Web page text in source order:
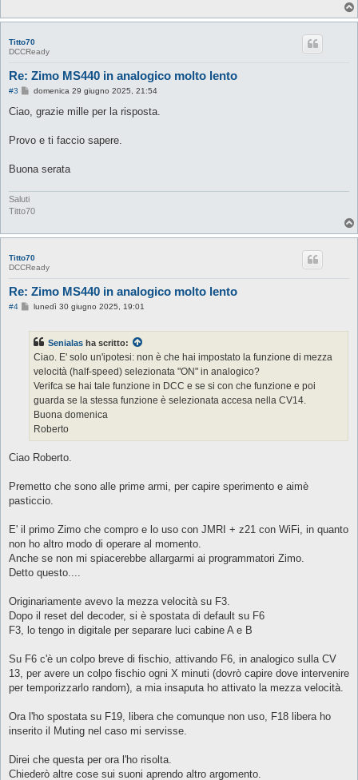
Titto70
DCCReady
Re: Zimo MS440 in analogico molto lento
#3
M
s
g
o
domenica 29 giugno 2025, 21:54
Ciao, grazie mille per la risposta.
Provo e ti faccio sapere.
Buona serata
Saluti
Titto70
Titto70
DCCReady
Re: Zimo MS440 in analogico molto lento
#4
M
a
g
o
lunedì 30 giugno 2025, 19:01
Senialas ha scritto:
Ciao. E' solo un'ipotesi: non è che hai impostato la funzione di mezza
velocità (half-speed) selezionata "ON" in analogico?
Verifca se hai tale funzione in DCC e se si con che funzione e poi
guarda se la stessa funzione è selezionata accesa nella CV14.
Buona domenica
Roberto
Ciao Roberto.
Premetto che sono alle prime armi, per capire sperimento e aimè
pasticcio.
E' il primo Zimo che compro e lo uso con JMRI + z21 con WiFi, in quanto
non ho altro modo di operare al momento.
Anche se non mi spiacerebbe allargarmi ai programmatori Zimo.
Detto questo....
Originariamente avevo la mezza velocità su F3.
Dopo il reset del decoder, si è spostata di default su F6
F3, lo tengo in digitale per separare luci cabine A e B
Su F6 c'è un colpo breve di fischio, attivando F6, in analogico sulla CV
13, per avere un colpo fischio ogni X minuti (dovrò capire dove intervenire
per temporizzarlo random), a mia insaputa ho attivato la mezza velocità.
Ora l'ho spostata su F19, libera che comunque non uso, F18 libera ho
inserito il Muting nel caso mi servisse.
Direi che questa per ora l'ho risolta.
Chiederò altre cose sui suoni aprendo altro argomento.